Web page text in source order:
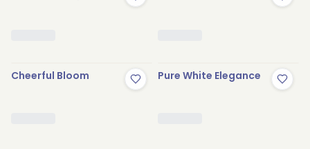
Cheerful Bloom Pure White Elegance